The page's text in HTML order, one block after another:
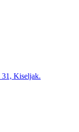
31, Kiseljak.